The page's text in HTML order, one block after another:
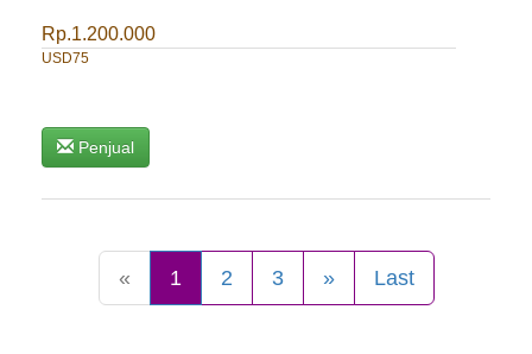
Rp.1.200.000
USD75
Penjual
« 1 2 3 » Last